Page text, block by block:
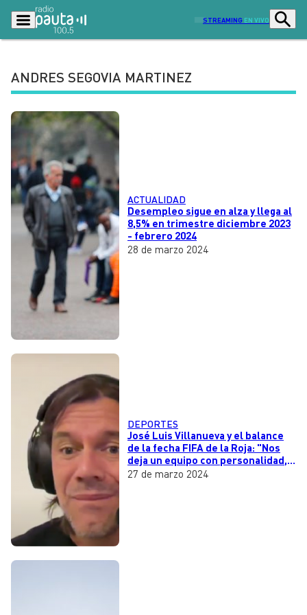
STREAMING EN VIVO
Lo Último
Ciudad
Radio en vivo
Tendencias Deportes
Entretención y Cultura
Dato en Pauta
Contenido Patrocinado
ANDRES SEGOVIA MARTINEZ
ACTUALIDAD
Desempleo sigue en alza y llega al
8,5% en trimestre diciembre 2023
- febrero 2024
28 de marzo 2024
DEPORTES
José Luis Villanueva y el balance
de la fecha FIFA de la Roja: "Nos
deja un equipo con personalidad,
como el que había antes de los
27 de marzo 2024